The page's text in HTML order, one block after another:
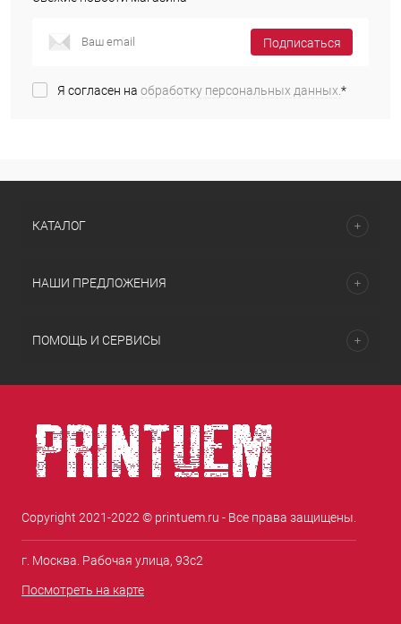
Подписаться
Я согласен на обработку персональных данных.*
КАТАЛОГ
НАШИ ПРЕДЛОЖЕНИЯ
ПОМОЩЬ И СЕРВИСЫ
Copyright 2021-2022 © printuem.ru - Все права защищены.
г. Москва. Рабочая улица, 93с2
Посмотреть на карте